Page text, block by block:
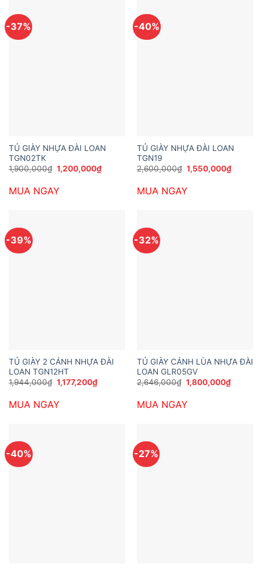
-37%
TỦ GIÀY NHỰA ĐÀI LOAN
TGN02TK
1,900,000₫ Giá
gốc
1,900,000₫.
1,200,000₫Giá
hiện
MUA NGAY
-40%
TỦ GIÀY NHỰA ĐÀI LOAN
TGN19
2,600,000₫ Giá
gốc
2,600,000₫.
1,550,000₫Giá
hiện
MUA NGAY
-39%
TỦ GIÀY 2 CÁNH NHỰA ĐÀI
LOAN TGN12HT
1,944,000₫ Giá
gốc
1,944,000₫.
1,177,200₫Giá
hiện
MUA NGAY
-32%
TỦ GIÀY CÁNH LÙA NHỰA ĐÀI
LOAN GLR05GV
2,646,000₫ Giá
gốc
2,646,000₫.
1,800,000₫Giá
hiện
MUA NGAY
-40% -27%